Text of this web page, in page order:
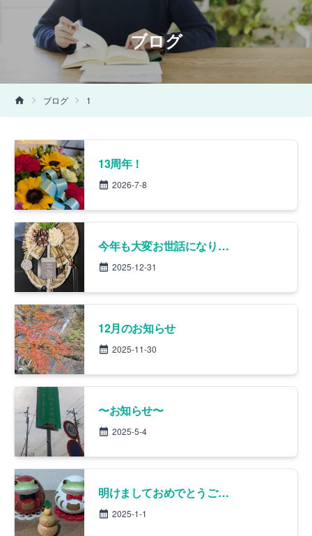
ブログ
ブログ 1
13周年！
2026-7-8
今年も大変お世話になりました。残すところあと数時間。毎年「あっという間の〜」と言いながら1年を締めくくりますが、やはりあっという間でした。
2025-12-31
12月のお知らせ
2025-11-30
〜お知らせ〜
2025-5-4
明けましておめでとうございます。
2025-1-1